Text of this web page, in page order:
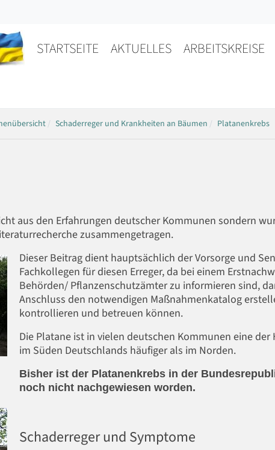
STARTSEITE AKTUELLES ARBEITSKREISE
Schaderreger und Krankheiten an Bäumen Platanenkrebs
aus den Erfahrungen deutscher Kommunen sondern
zusammengetragen.
Dieser Beitrag dient hauptsächlich der Vorsorge und
Fachkollegen für diesen Erreger, da bei einem
Behörden/ Pflanzenschutzämter zu informieren sind,
Anschluss den notwendigen Maßnahmenkatalog
kontrollieren und betreuen können.
Die Platane ist in vielen deutschen Kommunen eine
im Süden Deutschlands häufiger als im Norden.
Bisher ist der Platanenkrebs in der
noch nicht nachgewiesen worden.
Schaderreger und Symptome